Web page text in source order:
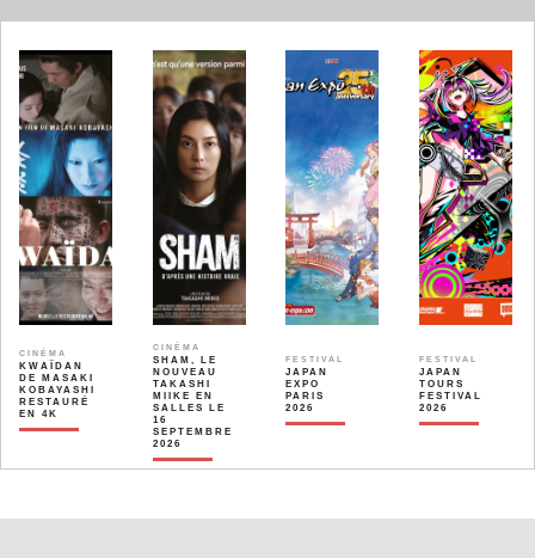
CINÉMA
KWAÏDAN
DE MASAKI
KOBAYASHI
RESTAURÉ
EN 4K
CINÉMA
SHAM, LE
NOUVEAU
TAKASHI
MIIKE EN
SALLES LE
16
SEPTEMBRE
2026
FESTIVAL
JAPAN
EXPO
PARIS
2026
FESTIVAL
JAPAN
TOURS
FESTIVAL
2026